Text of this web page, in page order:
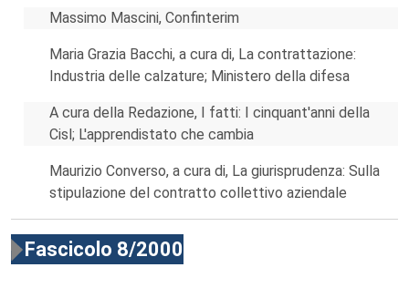
Massimo Mascini, Confinterim
Maria Grazia Bacchi, a cura di, La contrattazione:
Industria delle calzature; Ministero della difesa
A cura della Redazione, I fatti: I cinquant'anni della
Cisl; L'apprendistato che cambia
Maurizio Converso, a cura di, La giurisprudenza: Sulla
stipulazione del contratto collettivo aziendale
Fascicolo 8/2000